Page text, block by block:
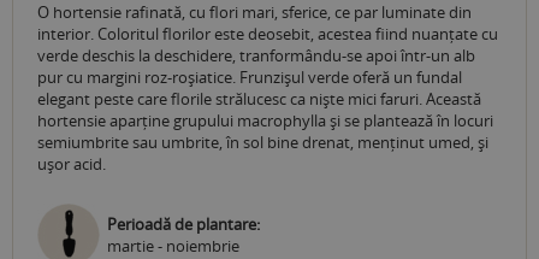
O hortensie rafinată, cu flori mari, sferice, ce par luminate din
interior. Coloritul florilor este deosebit, acestea fiind nuanțate cu
verde deschis la deschidere, tranformându-se apoi într-un alb
pur cu margini roz-roșiatice. Frunzișul verde oferă un fundal
elegant peste care florile strălucesc ca niște mici faruri. Această
hortensie aparține grupului macrophylla și se plantează în locuri
semiumbrite sau umbrite, în sol bine drenat, menținut umed, și
ușor acid.
Perioadă de plantare:
martie - noiembrie